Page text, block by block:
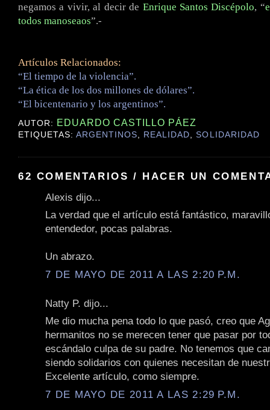
negamos a vivir, al decir de Enrique Santos Discépolo, “
todos manoseaos”.-
Artículos Relacionados:
“El tiempo de la violencia”.
“La ética de los dos millones de dólares”.
“El bicentenario y los argentinos”.
AUTOR: EDUARDO CASTILLO PÁEZ
ETIQUETAS:ARGENTINOS, REALIDAD,SOLIDARIDAD
62 COMENTARIOS / HACER UN
Alexis dijo...
La verdad que el artículo está fantástico,
entendedor, pocas palabras.
Un abrazo.
7 DE MAYO DE 2011 A LAS 2:20 P.M.
Natty P. dijo...
Me dio mucha pena todo lo que pasó, creo que
hermanitos no se merecen tener que pasar por
escándalo culpa de su padre. No tenemos que
siendo solidarios con quienes necesitan de
Excelente artículo, como siempre.
7 DE MAYO DE 2011 A LAS 2:29 P.M.